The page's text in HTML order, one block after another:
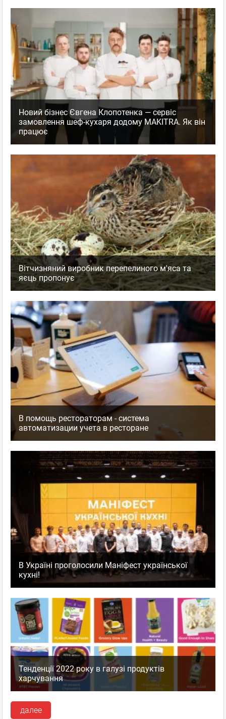
Новий бізнес Євгена Клопотенка — сервіс
замовлення шеф-кухаря додому MAKITRA. Як він
працює
Вітчизняний виробник перепелиного м'яса та
яєць пропонує
В помощь рестораторам - система
автоматизации учета в ресторане
В Україні проголосили Маніфест української
кухні!
Тенденції 2022 року в галузі продуктів
харчування
далее